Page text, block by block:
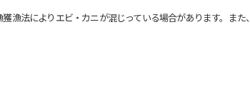
法によりエビ・カニが混じっている場合があります。ま